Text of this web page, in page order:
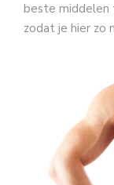
beste middelen
zodat je hier zo